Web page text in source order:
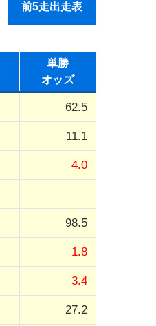
前5走出走表
単勝
オッズ
62.5
11.1
4.0
98.5
1.8
3.4
27.2